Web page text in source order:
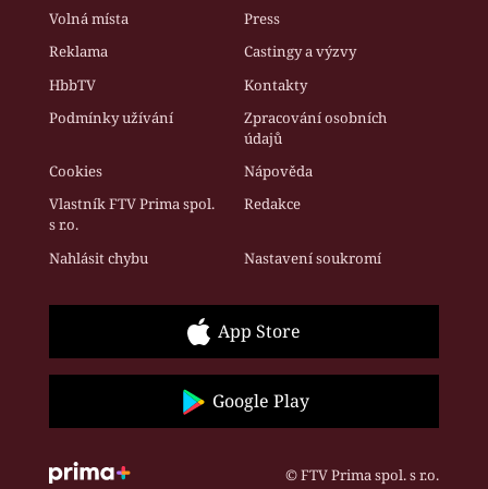
Volná místa
Press
Reklama
Castingy a výzvy
HbbTV
Kontakty
Podmínky užívání
Zpracování osobních
údajů
Cookies
Nápověda
Vlastník FTV Prima spol.
s r.o.
Redakce
Nahlásit chybu Nastavení soukromí
App Store
Google Play
© FTV Prima spol. s r.o.